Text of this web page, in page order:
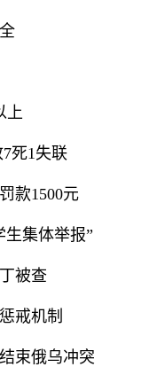
上
死1失联
款1500元
集体举报”
被查
戒机制
束俄乌冲突